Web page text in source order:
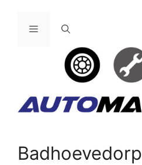
Menu
Badhoevedorp